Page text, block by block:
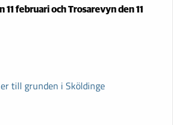
11 februari och Trosarevyn den 11
till grunden i Sköldinge